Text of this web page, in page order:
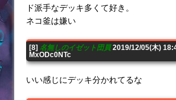
ド派手なデッキ多くて好き。
ネコ釜は嫌い
[8] 名無しのイゼット団員2019/12/05(木)
MxODc0NTc
いい感じにデッキ分かれてるな